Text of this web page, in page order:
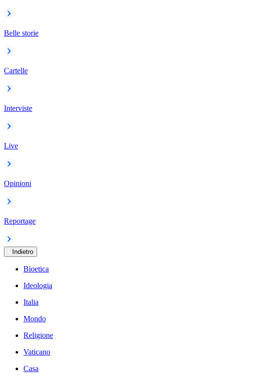
Belle storie
Cartelle
Interviste
Live
Opinioni
Reportage
Indietro
Bioetica
Ideologia
Italia
Mondo
Religione
Vaticano
Casa